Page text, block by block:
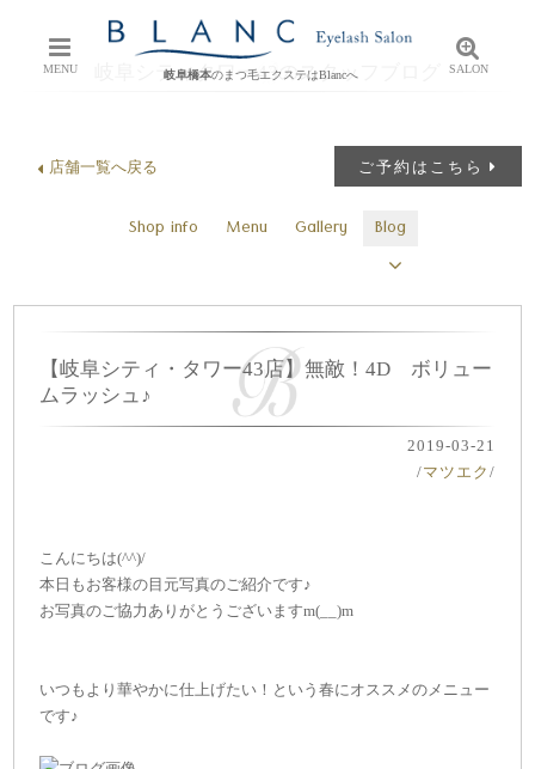
MENU 岐阜橋本のまつ毛エクステはBlancへ SALON
岐阜シティタワー43のスタッフブログ
ご予約はこちら
店舗一覧へ戻る
Shop info Menu Gallery Blog
【岐阜シティ・タワー43店】無敵！4D ボリュー
ムラッシュ♪
2019-03-21
/マツエク /
こんにちは(^^)/
本日もお客様の目元写真のご紹介です♪
お写真のご協力ありがとうございますm(__)m
いつもより華やかに仕上げたい！という春にオススメのメニュー
です♪